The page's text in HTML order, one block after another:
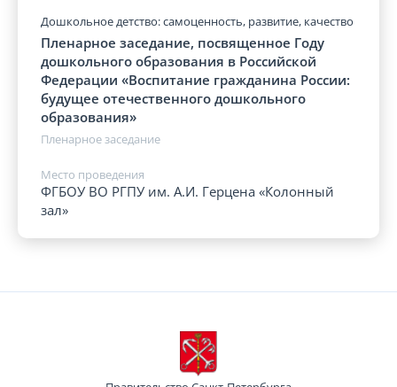
Дошкольное детство: самоценность, развитие, качество
Пленарное заседание, посвященное Году
дошкольного образования в Российской
Федерации «Воспитание гражданина России:
будущее отечественного дошкольного
образования»
Пленарное заседание
Место проведения
ФГБОУ ВО РГПУ им. А.И. Герцена «Колонный
зал»